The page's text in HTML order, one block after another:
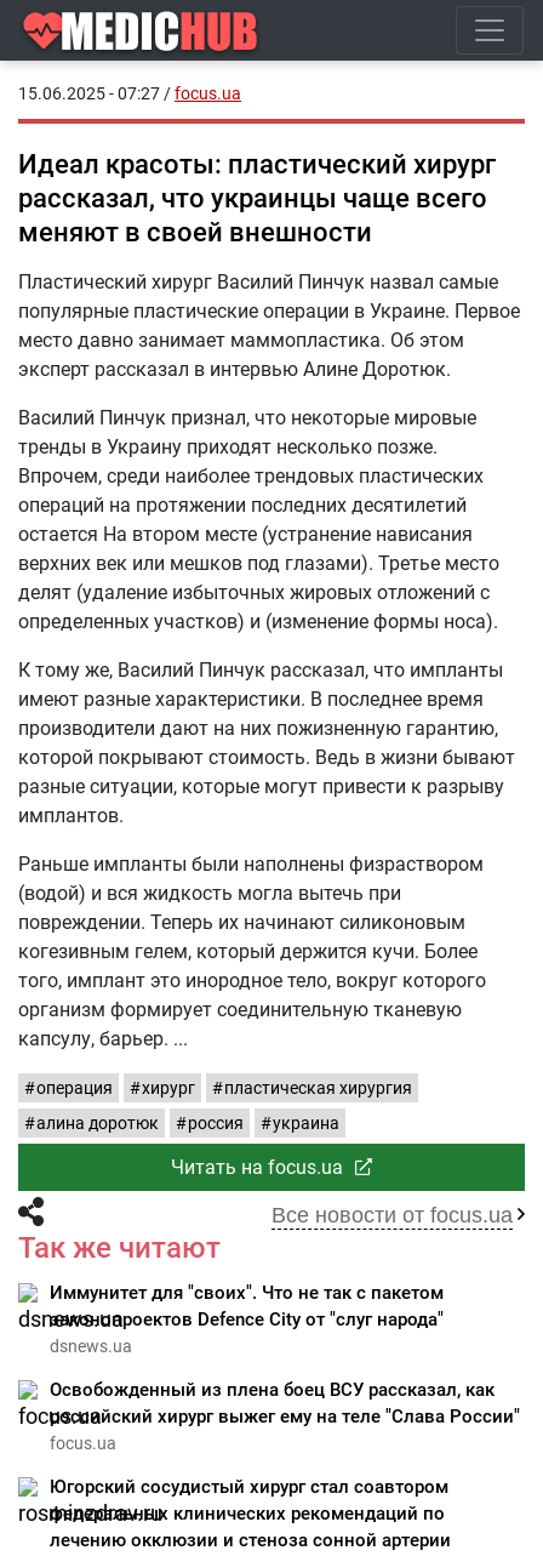
15.06.2025 - 07:27 /focus.ua
Идеал красоты: пластический хирург
рассказал, что украинцы чаще всего
меняют в своей внешности
Пластический хирург Василий Пинчук назвал самые
популярные пластические операции в Украине. Первое
место давно занимает маммопластика. Об этом
эксперт рассказал в интервью Алине Доротюк.
Василий Пинчук признал, что некоторые мировые
тренды в Украину приходят несколько позже.
Впрочем, среди наиболее трендовых пластических
операций на протяжении последних десятилетий
остается На втором месте (устранение нависания
верхних век или мешков под глазами). Третье место
делят (удаление избыточных жировых отложений с
определенных участков) и (изменение формы носа).
К тому же, Василий Пинчук рассказал, что импланты
имеют разные характеристики. В последнее время
производители дают на них пожизненную гарантию,
которой покрывают стоимость. Ведь в жизни бывают
разные ситуации, которые могут привести к разрыву
имплантов.
Раньше импланты были наполнены физраствором
(водой) и вся жидкость могла вытечь при
повреждении. Теперь их начинают силиконовым
когезивным гелем, который держится кучи. Более
того, имплант это инородное тело, вокруг которого
организм формирует соединительную тканевую
капсулу, барьер.
операция хирург
пластическая хирургия
алина доротюк
россия украина
Читать на focus.ua
Все новости от focus.ua
Так же читают
Иммунитет для "своих". Что не так с пакетом
законопроектов Defence City от "слуг народа"
dsnews.ua
Освобожденный из плена боец ВСУ рассказал, как
российский хирург выжег ему на теле "Слава России"
focus.ua
Югорский сосудистый хирург стал соавтором
федеральных клинических рекомендаций по
лечению окклюзии и стеноза сонной артерии